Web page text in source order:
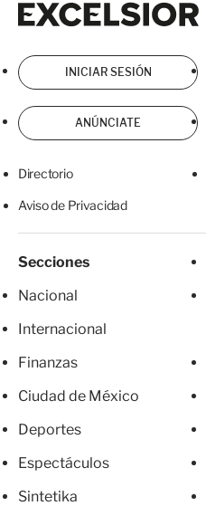
INICIAR SESIÓN
ANÚNCIATE
Directorio
Aviso de Privacidad
Secciones
Nacional
Internacional
Finanzas
Ciudad de México
Deportes
Espectáculos
Sintetika